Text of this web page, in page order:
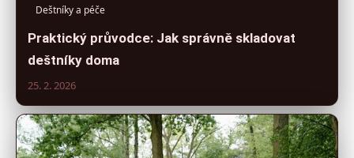
Deštníky a péče
Praktický průvodce: Jak správně skladovat
deštníky doma
25. 2. 2026